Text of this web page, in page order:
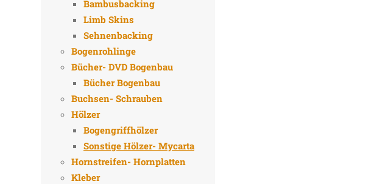
Bambusbacking
Limb Skins
Sehnenbacking
Bogenrohlinge
Bücher- DVD Bogenbau
Bücher Bogenbau
Buchsen- Schrauben
Hölzer
Bogengriffhölzer
Sonstige Hölzer- Mycarta
Hornstreifen- Hornplatten
Kleber